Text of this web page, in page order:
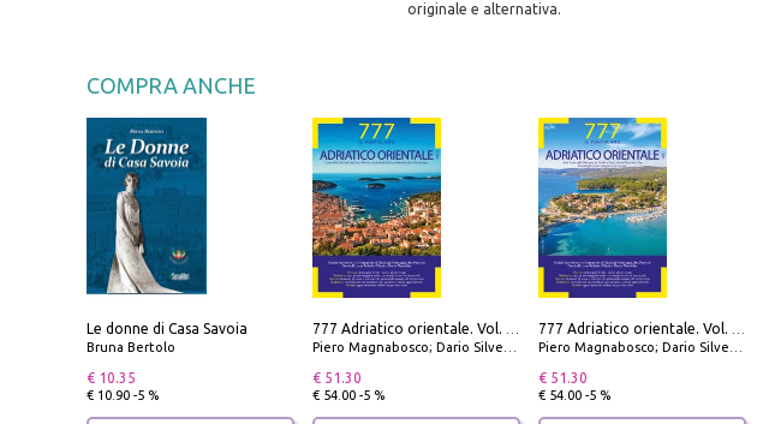
originale e alternativa.
COMPRA ANCHE
Le donne di Casa Savoia
Bruna Bertolo
€ 10.35
€ 10.90 -5 %
Piero Magnabosco; Dario Silvestro; Marco Sbrizzi
€ 51.30
€ 54.00 -5 %
Piero Magnabosco; Dario Silvestro; Marco Sbrizzi
€ 51.30
€ 54.00 -5 %